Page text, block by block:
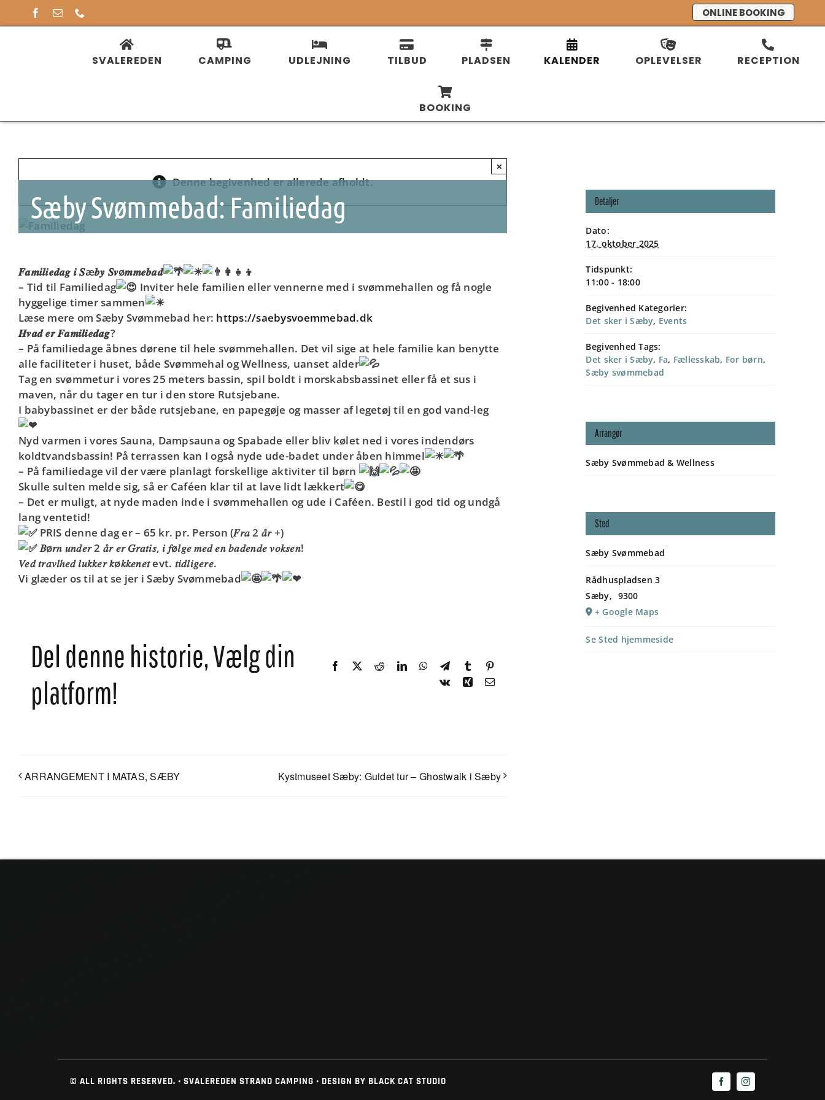
to
ONLINE BOOKING
SVALEREDEN CAMPING UDLEJNING TILBUD PLADSEN KALENDER OPLEVELSER RECEPTION
BOOKING
Denne begivenhed er allerede afholdt.
×
Sæby Svømmebad: Familiedag
𝑭𝒂𝒎𝒊𝒍𝒊𝒆𝒅𝒂𝒈 𝒊 𝑺æ𝒃𝒚 𝑺𝒗ø𝒎𝒎𝒆𝒃𝒂𝒅
– Tid til Familiedag
Inviter hele familien eller vennerne med i svømmehallen og få nogle
hyggelige timer sammen
Læse mere om Sæby Svømmebad her: https://saebysvoemmebad.dk
𝑯𝒗𝒂𝒅 𝒆𝒓 𝑭𝒂𝒎𝒊𝒍𝒊𝒆𝒅𝒂𝒈?
– På familiedage åbnes dørene til hele svømmehallen. Det vil sige at hele familie kan benytte
alle faciliteter i huset, både Svømmehal og Wellness, uanset alder
Tag en svømmetur i vores 25 meters bassin, spil boldt i morskabsbassinet eller få et sus i
maven, når du tager en tur i den store Rutsjebane.
I babybassinet er der både rutsjebane, en papegøje og masser af legetøj til en god vand-leg
Nyd varmen i vores Sauna, Dampsauna og Spabade eller bliv kølet ned i vores indendørs
koldtvandsbassin! På terrassen kan I også nyde ude-badet under åben himmel
– På familiedage vil der være planlagt forskellige aktiviter til børn
Skulle sulten melde sig, så er Caféen klar til at lave lidt lækkert
– Det er muligt, at nyde maden inde i svømmehallen og ude i Caféen. Bestil i god tid og undgå
lang ventetid!
PRIS denne dag er – 65 kr. pr. Person (𝐹𝑟𝑎 2 𝑎̊𝑟 +)
𝐵ø𝑟𝑛 𝑢𝑛𝑑𝑒𝑟 2 𝑎̊𝑟 𝑒𝑟 𝐺𝑟𝑎𝑡𝑖𝑠, 𝑖 𝑓ø𝑙𝑔𝑒 𝑚𝑒𝑑 𝑒𝑛 𝑏𝑎𝑑𝑒𝑛𝑑𝑒 𝑣𝑜𝑘𝑠𝑒𝑛!
𝑉𝑒𝑑 𝑡𝑟𝑎𝑣𝑙ℎ𝑒𝑑 𝑙𝑢𝑘𝑘𝑒𝑟 𝑘ø𝑘𝑘𝑒𝑛𝑒𝑡 evt. 𝑡𝑖𝑑𝑙𝑖𝑔𝑒𝑟𝑒.
Vi glæder os til at se jer i Sæby Svømmebad
Del denne historie, Vælg din
platform!
Facebook RedditLinkedInWhatsApp
TelegramTumblr
Vk
Xing E-
ARRANGEMENT I MATAS, SÆBY Kystmuseet Sæby: Guidet tur – Ghostwalk i Sæby
Detaljer
Dato:
17. oktober 2025
Tidspunkt:
11:00 - 18:00
Begivenhed Kategorier:
Det sker i Sæby, Events
Begivenhed Tags:
Det sker i Sæby, Fa, Fællesskab, For børn,
Sæby svømmebad
Arrangør
Sæby Svømmebad & Wellness
Sted
Sæby Svømmebad
Rådhuspladsen 3
Sæby, 9300
+ Google Maps
Se Sted hjemmeside
© ALL RIGHTS RESERVED. • SVALEREDEN STRAND CAMPING • DESIGN BY BLACK CAT STUDIO